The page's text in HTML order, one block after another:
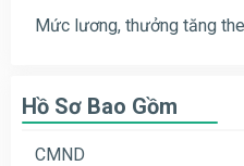
Mức lương, thưởng tăng
Hồ Sơ Bao Gồm
CMND